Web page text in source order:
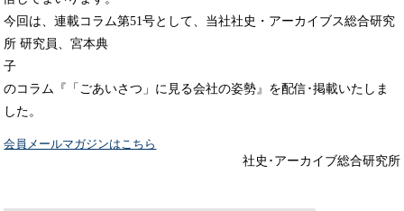
今回は、連載コラム第51号として、当社社史・アーカイブス総合研究
所 研究員、宮本典
のコラム『「ごあいさつ」に見る会社の姿勢』を配信･掲載いたしま
した。
会員メールマガジンはこちら
社史･アーカイブ総合研究所